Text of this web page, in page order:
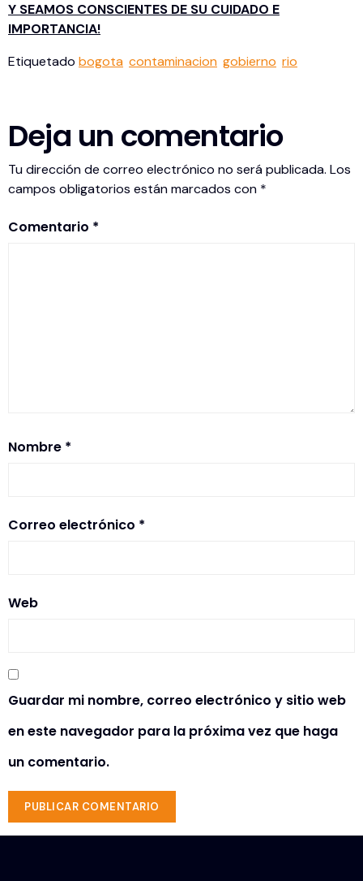
Y SEAMOS CONSCIENTES DE SU CUIDADO E
IMPORTANCIA!
Etiquetado bogota contaminacion gobierno rio
Deja un comentario
Tu dirección de correo electrónico no será publicada. Los
campos obligatorios están marcados con *
Comentario *
Nombre *
Correo electrónico *
Web
Guardar mi nombre, correo electrónico y sitio web
en este navegador para la próxima vez que haga
un comentario.